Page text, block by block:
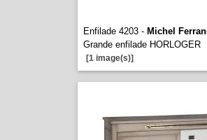
Enfilade 4203 - Michel
Grande enfilade HORLOGER
[1 image(s)]